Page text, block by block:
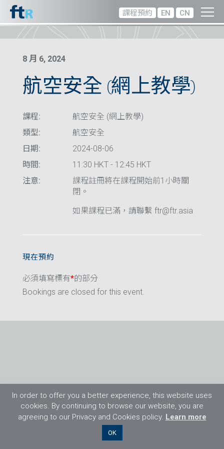
課程預約 EN CN
8 月 6, 2024
航空安全 (網上教學)
課程:
航空安全 (網上教學)
類型:
航空安全
日期:
2024-08-06
時間:
11:30 HKT - 12:45 HKT
注意:
課程註冊將在課程開始前1小時關
閉。
如果課程已滿，請聯繫 ftr@ftr.asia
現在預約
必須填寫標有*的部分
Bookings are closed for this event.
©2026 Flight Training Resources Limited. 保
In order to offer you a better experience, this website uses
cookies. By continuing to browse our website, you are
agreeing to our Privacy and Cookies policy. Learn more
OK